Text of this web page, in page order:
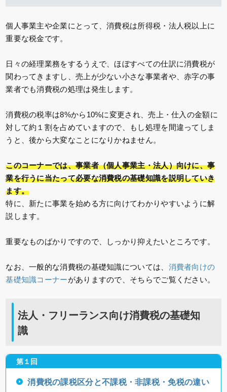
個人事業主や企業にとって、消費税は所得税・法人税以上に
重要な税金です。
日々の経理業務をするうえで、ほぼすべての仕訳に消費税が
関わってきますし、売上が少ない小さな事業者や、赤字の事
業者でも消費税の処理は発生します。
消費税の税率は8%から10%に変更され、売上・仕入の金額に
対して約１割を占めていますので、もし処理を間違ってしま
うと、後から大変なことになりかねません。
このコーナーでは、事業者（個人事業主・法人）向けに、事
業を行うに当たって必要な消費税の基礎知識を説明していき
ます。
特に、新たに事業を始める方に向けてわかりやすいように解
説します。
重要なものばかりですので、しっかり抑えたいところです。
なお、一般的な消費税の基礎知識については、 消費者向けの
基礎知識コーナーがありますので、そちらでご覧ください。
法人・フリーランス向け消費税の基礎知
識
第１回
消費税の課税区分と不課税・非課税・免税の違い